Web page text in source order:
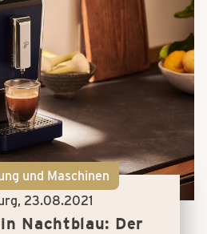
und Maschinen
23.08.2021
Nachtblau: Der